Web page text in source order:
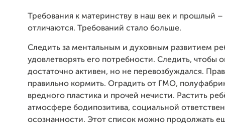
Требования к материнству в наш век и прошлый
отличаются. Требований стало больше.
Следить за ментальным и духовным развитием
удовлетворять его потребности. Следить, чтобы
достаточно активен, но не перевозбуждался.
правильно кормить. Оградить от ГМО,
вредного пластика и прочей нечисти. Растить
атмосфере бодипозитива, социальной
осознанности. Этот список можно продолжать